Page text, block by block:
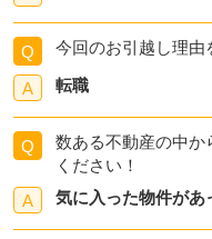
Q 今回のお引越し理由
A 転職
Q
数ある不動産の中か
ください！
A
気に入った物件があ